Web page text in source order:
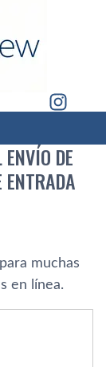
DE
ENTRADA
muchas
en línea.